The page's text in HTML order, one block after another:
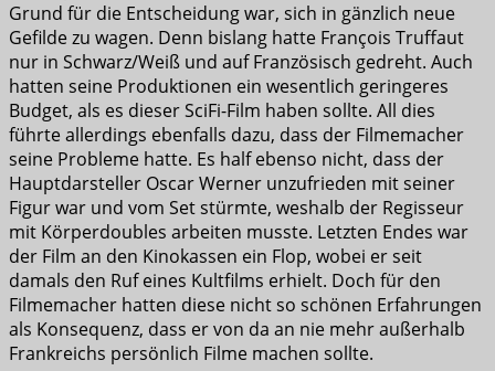
Grund für die Entscheidung war, sich in gänzlich neue
Gefilde zu wagen. Denn bislang hatte François Truffaut
nur in Schwarz/Weiß und auf Französisch gedreht. Auch
hatten seine Produktionen ein wesentlich geringeres
Budget, als es dieser SciFi-Film haben sollte. All dies
führte allerdings ebenfalls dazu, dass der Filmemacher
seine Probleme hatte. Es half ebenso nicht, dass der
Hauptdarsteller Oscar Werner unzufrieden mit seiner
Figur war und vom Set stürmte, weshalb der Regisseur
mit Körperdoubles arbeiten musste. Letzten Endes war
der Film an den Kinokassen ein Flop, wobei er seit
damals den Ruf eines Kultfilms erhielt. Doch für den
Filmemacher hatten diese nicht so schönen Erfahrungen
als Konsequenz, dass er von da an nie mehr außerhalb
Frankreichs persönlich Filme machen sollte.